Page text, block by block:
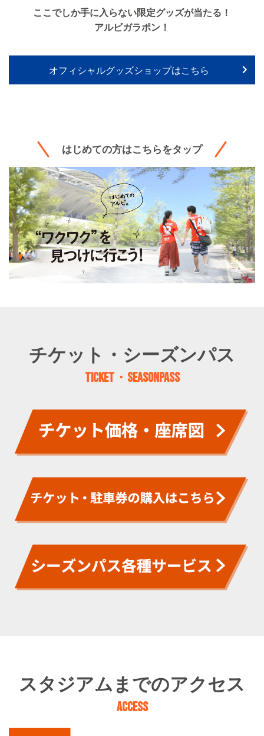
ここでしか手に入らない限定グッズが当たる！
アルビガラポン！
オフィシャルグッズショップはこちら
はじめての方はこちらをタップ
チケット・シーズンパス
TICKET・SEASONPASS
スタジアムまでのアクセス
ACCESS